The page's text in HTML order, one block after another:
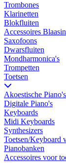
Trombones
Klarinetten
Blokfluiten
Accessoires
Saxofoons
Dwarsfluiten
Mondharmonica's
Trompetten
Toetsen
Akoestische
Digitale Piano's
Keyboards
Midi Keyboards
Synthesizers
Toetsen/Keyboard
Pianobanken
Accessoires voor